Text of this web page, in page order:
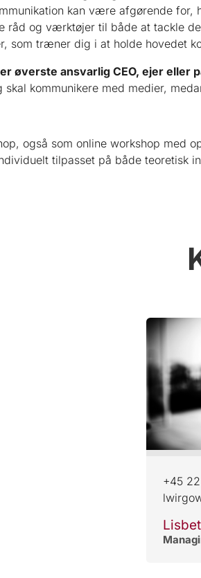
kan være afgørende
råd og værktøjer til både at tackle
som træner dig i at holde hovedet
øverste ansvarlig CEO, ejer
skal kommunikere med medier,
også som online workshop med
tilpasset på både teoretisk
+45